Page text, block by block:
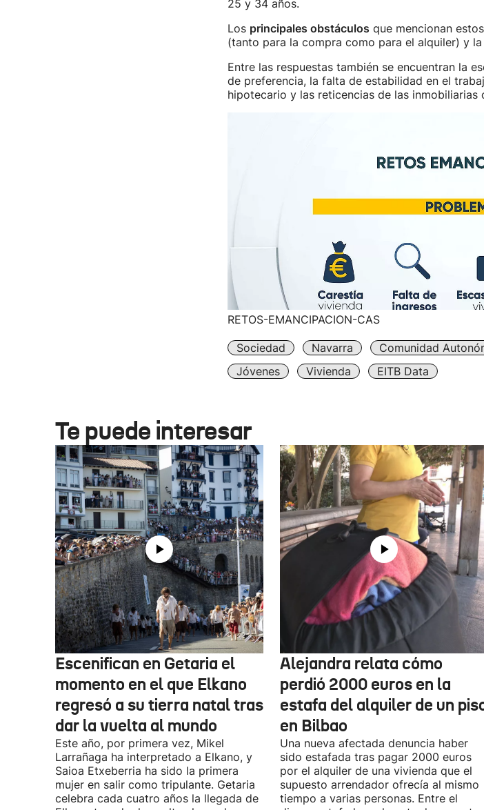
25 y 34 años.
Los principales obstáculos que mencionan
(tanto para la compra como para el alquiler) y la
Entre las respuestas también se encuentran la
de preferencia, la falta de estabilidad en el
hipotecario y las reticencias de las
RETOS-EMANCIPACION-CAS
Sociedad Navarra Comunidad
Jóvenes
Vivienda EITB Data
Te puede interesar
Escenifican en Getaria el
momento en el que Elkano
regresó a su tierra natal tras
dar la vuelta al mundo
Este año, por primera vez, Mikel
Larrañaga ha interpretado a Elkano, y
Saioa Etxeberria ha sido la primera
mujer en salir como tripulante. Getaria
celebra cada cuatro años la llegada de
Alejandra relata cómo
perdió 2000 euros en la
estafa del alquiler de un
en Bilbao
Una nueva afectada denuncia haber
sido estafada tras pagar 2000 euros
por el alquiler de una vivienda que el
supuesto arrendador ofrecía al mismo
tiempo a varias personas. Entre el